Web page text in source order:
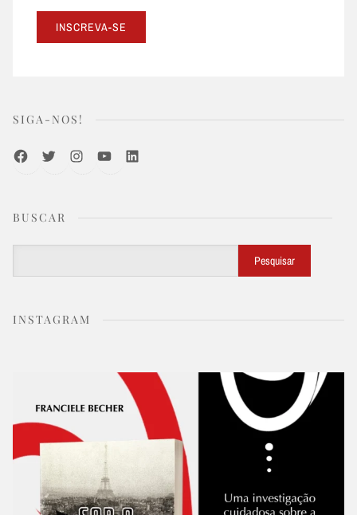
SIGA-NOS!
FacebookTwitterInstagramYoutubeLinkedIn
BUSCAR
Pesquisar
INSTAGRAM